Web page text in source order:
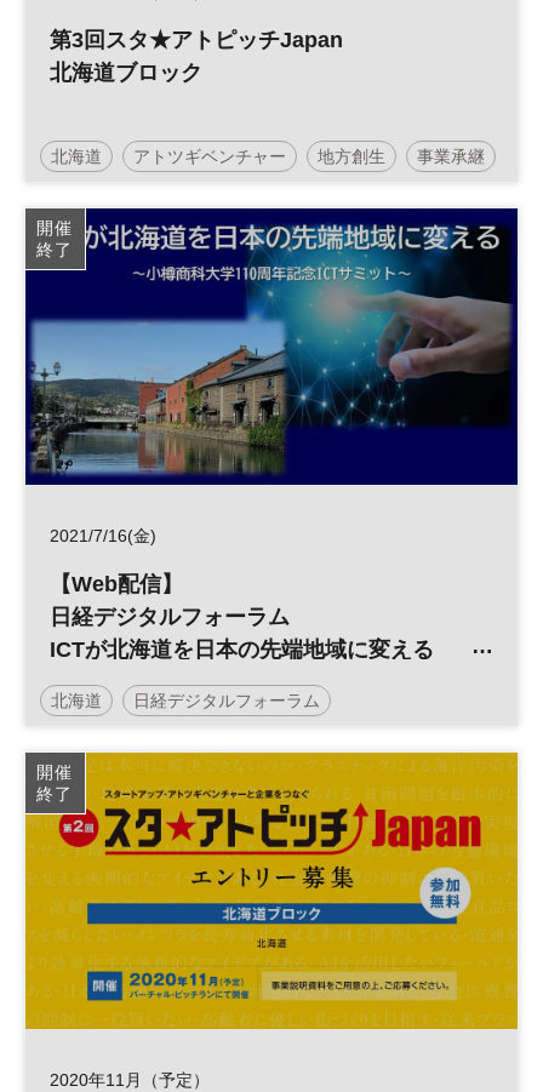
第3回スタ★アトピッチJapan
北海道ブロック
北海道 アトツギベンチャー 地方創生 事業承継
投資 スタートアップ スタ★アトピッチ
参加無料
開催
終了
2021/7/16(金)
【Web配信】
日経デジタルフォーラム
ICTが北海道を日本の先端地域に変える
～小樽商科大学110周年記念ICTサミット～
北海道 日経デジタルフォーラム
デジタルフォーラム ワーケーション 地方創生
IoT ICT 起業 DX 参加無料
開催
終了
2020年11月（予定）